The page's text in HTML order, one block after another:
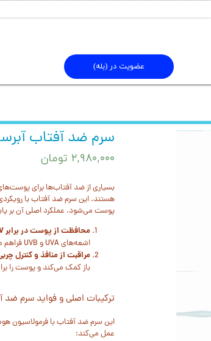
عضویت در (بله)
سرم ضد آفتاب
۲,۹۸۰,۰۰۰ تومان
بسیاری از ضد آفتاب‌ها برای
هستند. این سرم ضد آفتاب با
پوست می‌شود. عملکرد اصلی آن بر
محافظت از پوست در برابر UV:
اشعه‌های UVA و UVB فراهم می‌کند.
مراقبت از منافذ و کنترل
باز کمک می‌کند و پوست را
ترکیبات اصلی و فواید سرم ضد
این سرم ضد آفتاب با فرمولاسیون
عمل می‌کند: